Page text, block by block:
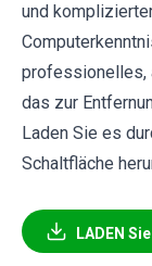
und
professionelles,
das zur
Laden Sie es
Schaltfläche
LADEN